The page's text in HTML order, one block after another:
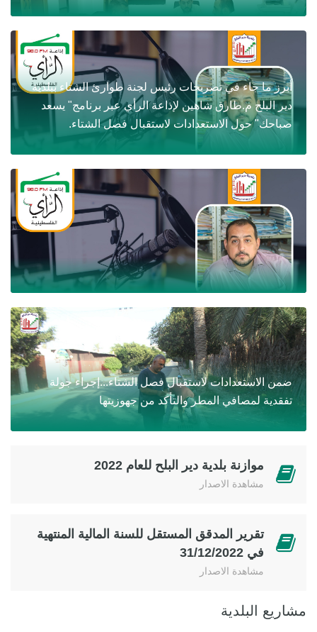
أبرز ما جاء في تصريحات رئيس لجنة طوارئ الشتاء ببلدية
دير البلح م.طارق شاهين لإذاعة الرأي عبر برنامج" يسعد
صباحك" حول الاستعدادات لاستقبال فصل الشتاء.
ضمن الاستعدادات لاستقبال فصل الشتاء...إجراء جولة
تفقدية لمصافي المطر والتأكد من جهوزيتها
موازنة بلدية دير البلح للعام 2022
مشاهدة الاصدار
تقرير المدقق المستقل للسنة المالية المنتهية
في 31/12/2022
مشاهدة الاصدار
مشاريع البلدية